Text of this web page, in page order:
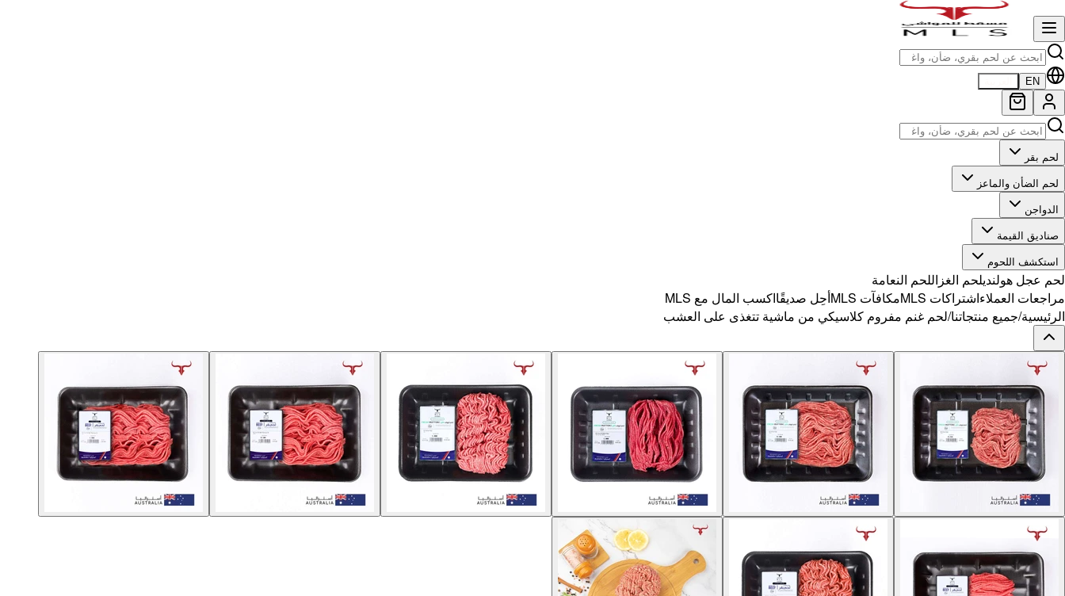
EN
لحم بقر
لحم الضأن والماعز
الدواجن
صناديق القيمة
استكشف اللحوم
لحم عجل هولنديلحم الغزاللحم النعامة
مراجعات العملاءاشتراكات MLS مكافآت MLS أحِل صديقًااكسب المال مع MLS
الرئيسية/جميع منتجاتنا/لحم غنم مفروم كلاسيكي من ماشية تتغذى على العشب